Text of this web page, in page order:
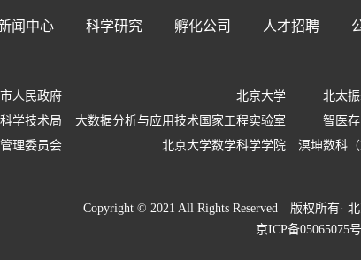
闻中心 科学研究 孵化公司 人才招聘
人民政府
学技术局
理委员会
北京大学
大数据分析与应用技术国家工程实验室
北京大学数学科学学院
北太
智医
溟坤数科
Copyright © 2021 All Rights Reserved 版权所有·
京ICP备05065075